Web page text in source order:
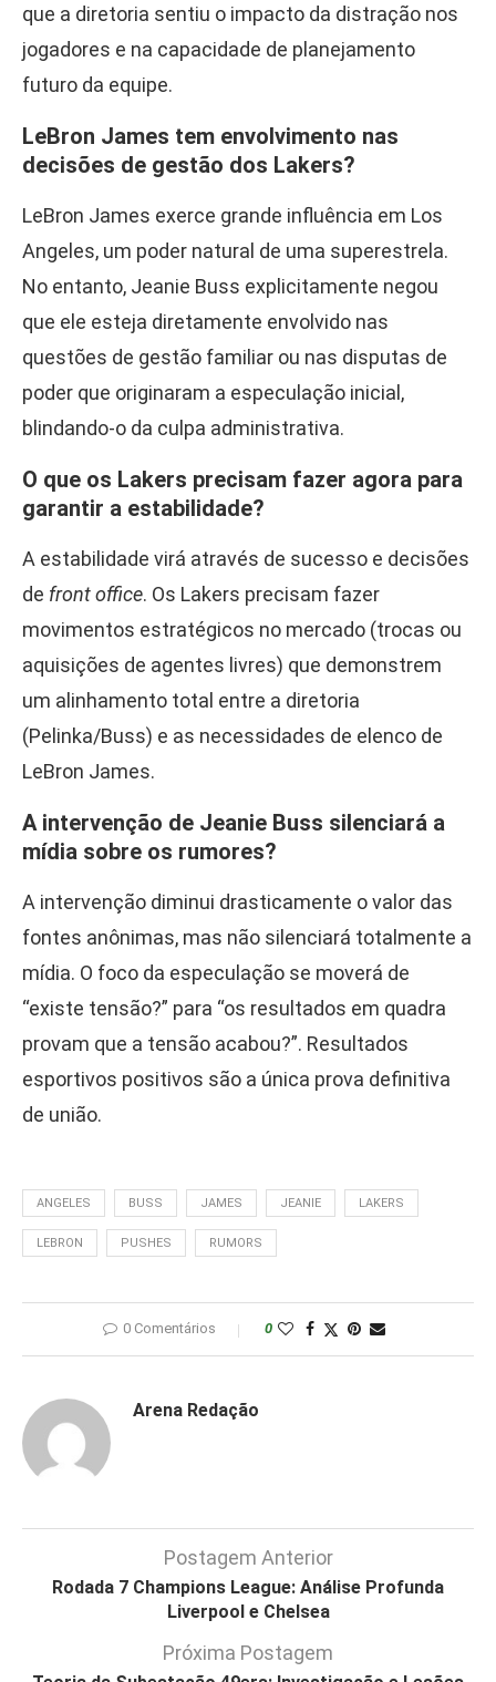
que a diretoria sentiu o impacto da distração nos
jogadores e na capacidade de planejamento
futuro da equipe.
LeBron James tem envolvimento nas
decisões de gestão dos Lakers?
LeBron James exerce grande influência em Los
Angeles, um poder natural de uma superestrela.
No entanto, Jeanie Buss explicitamente negou
que ele esteja diretamente envolvido nas
questões de gestão familiar ou nas disputas de
poder que originaram a especulação inicial,
blindando-o da culpa administrativa.
O que os Lakers precisam fazer agora para
garantir a estabilidade?
A estabilidade virá através de sucesso e decisões
de front office. Os Lakers precisam fazer
movimentos estratégicos no mercado (trocas ou
aquisições de agentes livres) que demonstrem
um alinhamento total entre a diretoria
(Pelinka/Buss) e as necessidades de elenco de
LeBron James.
A intervenção de Jeanie Buss silenciará a
mídia sobre os rumores?
A intervenção diminui drasticamente o valor das
fontes anônimas, mas não silenciará totalmente a
mídia. O foco da especulação se moverá de
“existe tensão?” para “os resultados em quadra
provam que a tensão acabou?”. Resultados
esportivos positivos são a única prova definitiva
de união.
ANGELES BUSS JAMES JEANIE LAKERS
LEBRON PUSHES RUMORS
0 Comentários 0
Arena Redação
Postagem Anterior
Rodada 7 Champions League: Análise Profunda
Liverpool e Chelsea
Próxima Postagem